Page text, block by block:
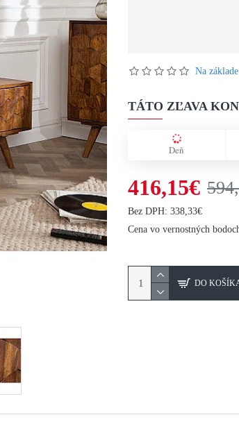
Na
TÁTO ZĽAVA
Deň
416,15€
Bez DPH: 338,33€
Cena vo vernostných
DO